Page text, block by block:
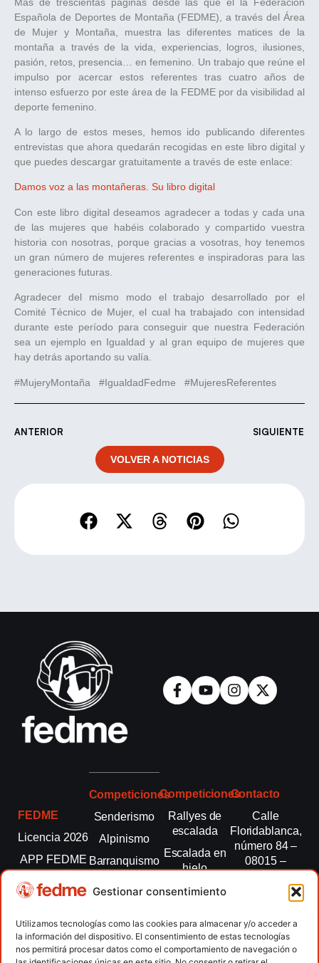
Gestionar consentimiento
Utilizamos tecnologías como las cookies para almacenar y/o acceder a
la información del dispositivo. El consentimiento de estas tecnologías
nos permitirá procesar datos como el comportamiento de navegación o
Española de Deportes de Montaña (FEDME), a través del Área
de Mujer y Montaña, muestra las diferentes matices de la
montaña a través de la vida, experiencias, logros, ilusiones,
pasión, retos, presencia… en femenino. Un trabajo que reúne el
impulso por acercar estos referentes tras cuatro años de
intenso esfuerzo por este área de la FEDME por da visibilidad al
deporte femenino.
A lo largo de estos meses, hemos ido publicando diferentes
entrevistas que ahora quedarán recogidas en este libro digital y
que puedes descargar gratuitamente a través de este enlace:
Damos voz a las montañeras. Su libro digital
Con este libro digital deseamos agradecer a todas y cada una
de las mujeres que habéis colaborado y compartido vuestra
historia con nosotras, porque gracias a vosotras, hoy tenemos
un gran número de mujeres referentes e inspiradoras para las
generaciones futuras.
Agradecer del mismo modo el trabajo desarrollado por el
Comité Técnico de Mujer, el cual ha trabajado con intensidad
durante este período para conseguir que nuestra Federación
sea un ejemplo en Igualdad y al gran equipo de mujeres que
hay detrás aportando su valía.
#MujeryMontaña #IgualdadFedme #MujeresReferentes
ANTERIOR SIGUIENTE
VOLVER A NOTICIAS
FEDME
Licencia 2026
APP FEDME
Transparencia
autonómicas
Clubes
Competiciones
Senderismo
Alpinismo
Barranquismo
montaña
Escalada
Escalada
paralimpica
Competiciones
Rallyes de
escalada
Escalada en
hielo
Esquí de
Marcha
Nórdica
Contacto
Calle
Floridablanca,
número 84 –
08015 –
fedme@fedme.es
934 264 267